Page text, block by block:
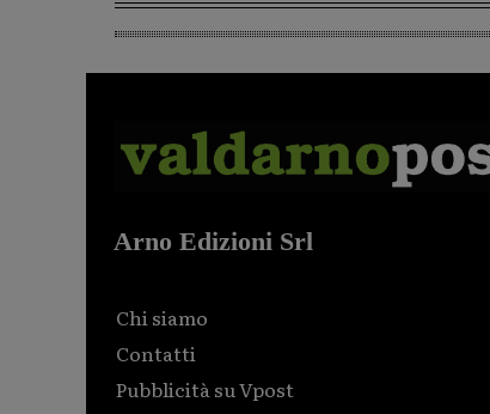
Arno Edizioni Srl
Chi siamo
Contatti
Pubblicità su Vpost